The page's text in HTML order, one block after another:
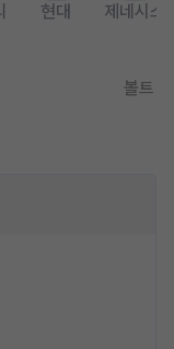
현대 제네시스
볼트